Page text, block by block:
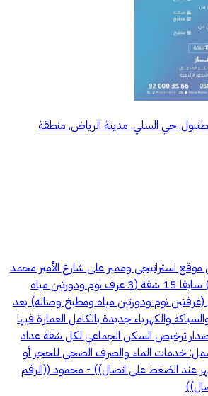
حي السلي, مدينة الرياض, منطقة
استراتيجي ومميز على شارع الأمير محمد
بن عبدالرحمن(اسطنبول) سابقا 15 شقة (3 غرف نوم ودورتين مياه
و 5شقق (غرفتين نوم ودورتين مياه ومطبخ وصاله) بعد
والكهرباء جديدة بالكامل العمارة فيها
ترخيص السكن الجماعي لكل شقة عداد
خدمات الماء والصرف الصحي للحجز أو
عند الضغط على اتصال)) - محمود ((الرقم